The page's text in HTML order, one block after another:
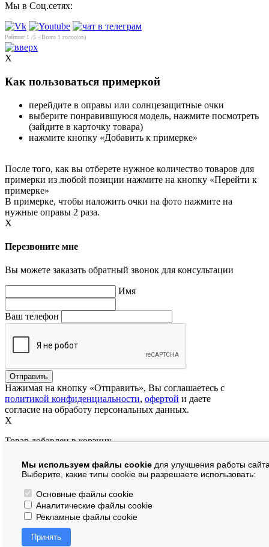
Мы в Соц.сетях:
Рейтинг 1 /5 - Всего 1 голос(ов)
Мы используем файлы cookie для улучшения работы
Выберите, какие типы cookie вы разрешаете использовать:
Основные файлы cookie
Аналитические файлы cookie
Рекламные файлы cookie
Принять
X
Как пользоваться примеркой
перейдите в оправы или солнцезащитные очки
выберите понравившуюся модель, нажмите посмотреть
(зайдите в карточку товара)
нажмите кнопку «Добавить к примерке»
После того, как вы отберете нужное количество товаров для
примерки из любой позиции нажмите на кнопку «Перейти к
примерке»
В примерке, чтобы наложить очки на фото нажмите на
нужные оправы 2 раза.
X
Перезвоните мне
Вы можете заказать обратный звонок для консультации
Имя
Ваш телефон
Нажимая на кнопку «Отправить», Вы соглашаетесь с
политикой конфиденциальности, офертой и даете
согласие на обработу персональных данных.
X
Товар добавлен в корзину
В корзине:шт.
На сумму:руб.
Перейти в корзину